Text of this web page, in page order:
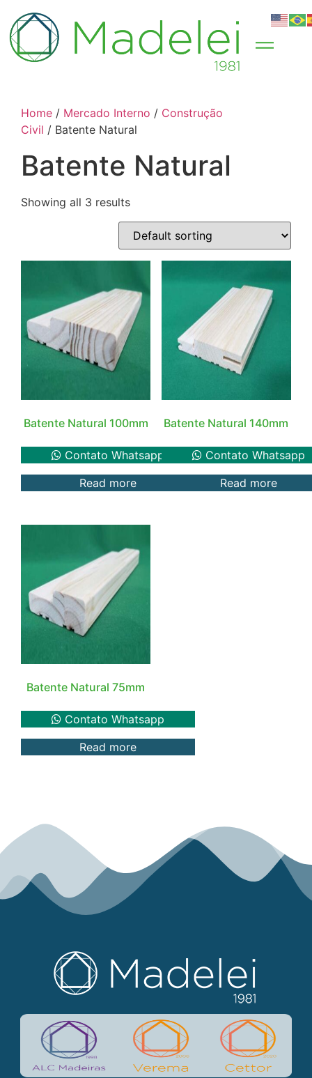
Home / Mercado Interno / Construção
Civil / Batente Natural
Batente Natural
Showing all 3 results
Batente Natural 100mm
Contato Whatsapp
Read more
Batente Natural 140mm
Contato Whatsapp
Read more
Batente Natural 75mm
Contato Whatsapp
Read more